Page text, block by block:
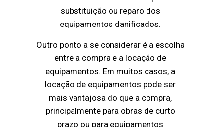
substituição ou reparo dos
equipamentos danificados.
Outro ponto a se considerar é a escolha
entre a compra e a locação de
equipamentos. Em muitos casos, a
locação de equipamentos pode ser
mais vantajosa do que a compra,
principalmente para obras de curto
prazo ou para equipamentos